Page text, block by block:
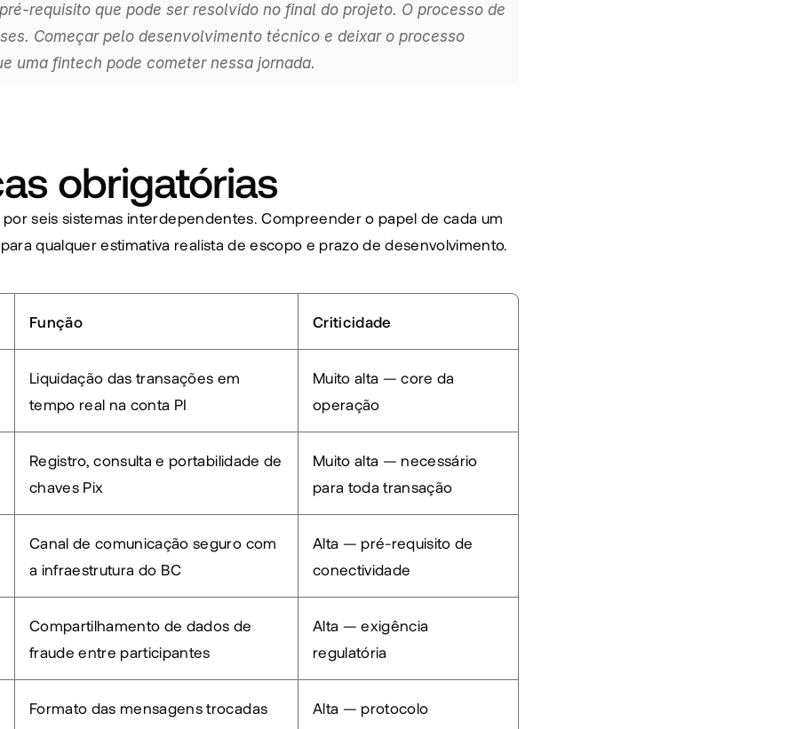
requisito que pode ser resolvido no final do projeto. O processo de
Começar pelo desenvolvimento técnico e deixar o processo
uma fintech pode cometer nessa jornada.
obrigatórias
seis sistemas interdependentes. Compreender o papel de cada um
qualquer estimativa realista de escopo e prazo de desenvolvimento.
Função Criticidade
Liquidação das transações em
tempo real na conta PI
Muito alta — core da
operação
Registro, consulta e portabilidade de
chaves Pix
Muito alta — necessário
para toda transação
Canal de comunicação seguro com
a infraestrutura do BC
Alta — pré-requisito de
conectividade
Compartilhamento de dados de
fraude entre participantes
Alta — exigência
regulatória
Formato das mensagens trocadas
Alta — protocolo